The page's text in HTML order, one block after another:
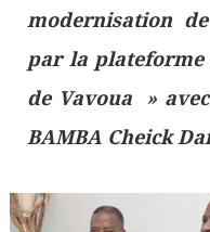
modernisation
par la plateforme
de Vavoua »
BAMBA Cheick